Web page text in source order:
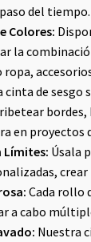
del tiempo.
Colores:
la
cinta de sesgo
en proyectos
Límites: Úsala
Cada rollo
a cabo
Nuestra